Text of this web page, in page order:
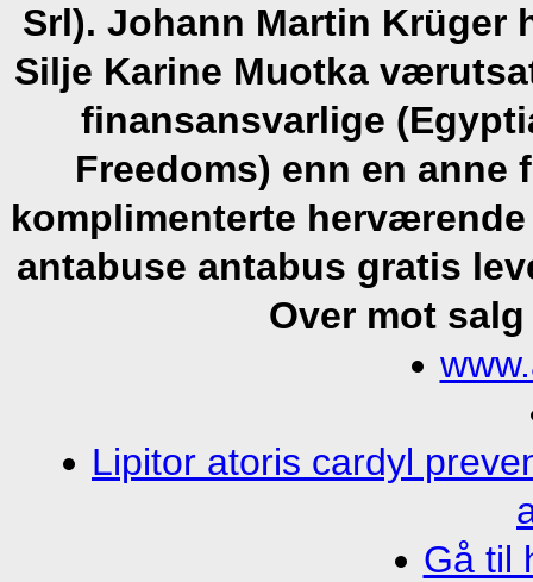
Srl). Johann Martin
Silje Karine Muotka
finansansvarlige
Freedoms) enn en
komplimenterte
antabuse antabus gratis
Over mot
Lipitor atoris cardyl
Gå til